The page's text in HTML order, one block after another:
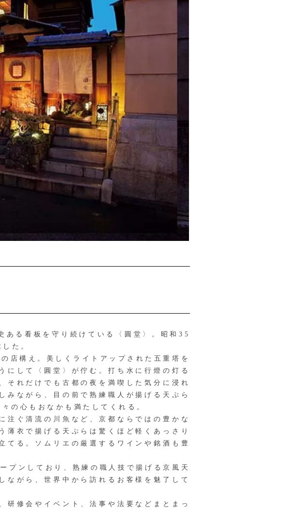
る看板を守り続けている〈圓堂〉。昭和35
た。
店構え。美しくライトアップされた五重塔を
にして〈圓堂〉が佇む。打ち水に行燈の灯る
それだけでも古都の夜を満喫した気分に浸れ
みながら、目の前で熟練職人が揚げる天ぷら
の心もおなかも満たしてくれる。
ぐ清流の川魚など、京都ならではの豊かな
衣で揚げる天ぷらは驚くほど軽くあっさり
てる。ソムリエの厳選するワインや銘酒も豊
ンしており、熟練の職人技で揚げる京風天
ながら、世界中から訪れるお客様を魅了して
修会やイベント、法事や法要などまとまっ